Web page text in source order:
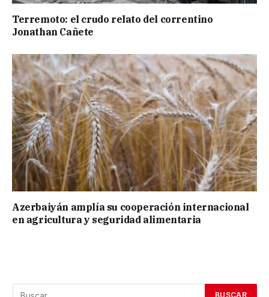
Terremoto: el crudo relato del correntino
Jonathan Cañete
Azerbaiyán amplía su cooperación internacional
en agricultura y seguridad alimentaria